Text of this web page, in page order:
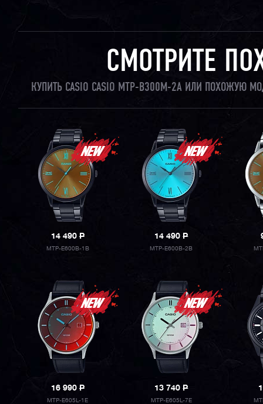
СМОТРИТЕ
КУПИТЬ CASIO CASIO MTP-B300M-2A ИЛИ ПОХОЖУЮ
14 490P
MTP-E600B-1B
14 490P
MTP-E600B-2B
16 990P
MTP-E605L-1E
13 740P
MTP-E605L-7E